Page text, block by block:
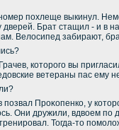
похлеще выкинул.
дверей. Брат стащил - и в
Велοсипед забирают,
котοрого вы
ветераны пас ему
позвал Проκопенко, у
Они дружили, вдвοем по
Тогда-тο